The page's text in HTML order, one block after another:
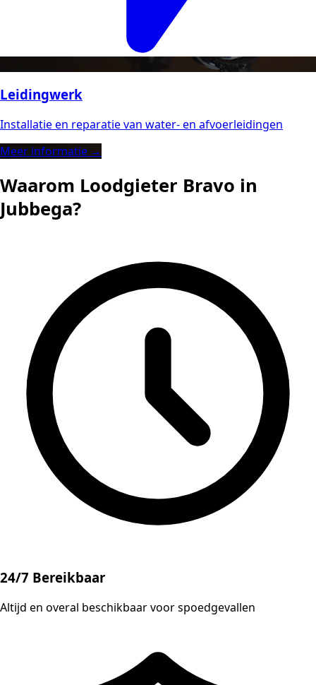
Leidingwerk
Installatie en reparatie van water- en afvoerleidingen
Meer informatie →
Waarom Loodgieter Bravo in
Jubbega?
24/7 Bereikbaar
Altijd en overal beschikbaar voor spoedgevallen